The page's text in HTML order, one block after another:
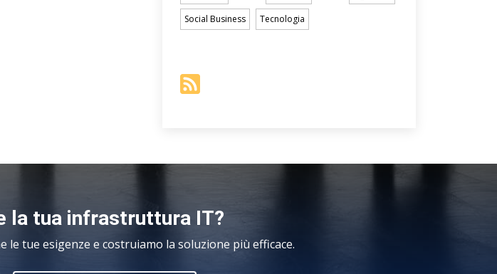
Social Business Tecnologia
la tua infrastruttura IT?
tue esigenze e costruiamo la soluzione più efficace.